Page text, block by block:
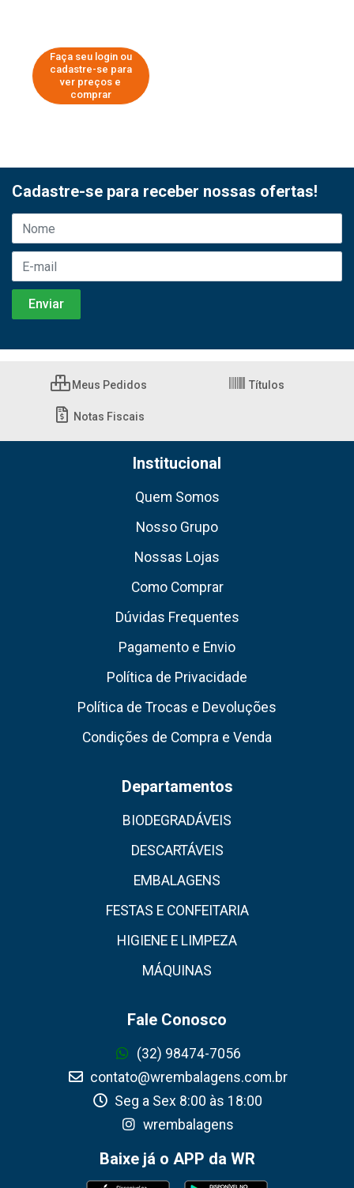
Faça seu login ou
cadastre-se para
ver preços e
comprar
Cadastre-se para receber nossas ofertas!
Meus Pedidos Títulos
Notas Fiscais
Institucional
Quem Somos
Nosso Grupo
Nossas Lojas
Como Comprar
Dúvidas Frequentes
Pagamento e Envio
Política de Privacidade
Política de Trocas e Devoluções
Condições de Compra e Venda
Departamentos
BIODEGRADÁVEIS
DESCARTÁVEIS
EMBALAGENS
FESTAS E CONFEITARIA
HIGIENE E LIMPEZA
MÁQUINAS
Fale Conosco
(32) 98474-7056
contato@wrembalagens.com.br
Seg a Sex 8:00 às 18:00
wrembalagens
Baixe já o APP da WR